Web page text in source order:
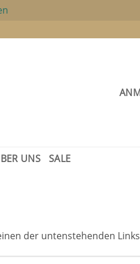
UNS SALE
der untenstehenden